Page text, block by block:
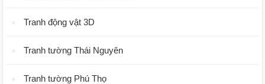
Tranh động vật 3D
Tranh tường Thái Nguyên
Tranh tường Phú Thọ